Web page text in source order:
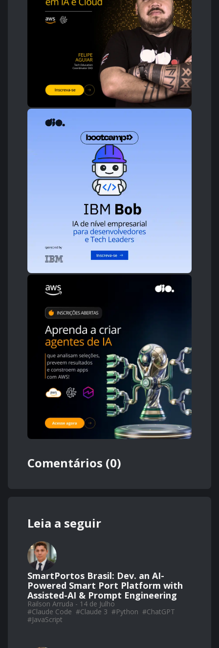
Comentários (0)
Leia a seguir
SmartPortos Brasil: Dev. an AI-
Powered Smart Port Platform with
Assisted-AI & Prompt Engineering
Railson Arruda - 14 de Julho
#Claude Code #Claude 3 #Python #ChatGPT
#JavaScript